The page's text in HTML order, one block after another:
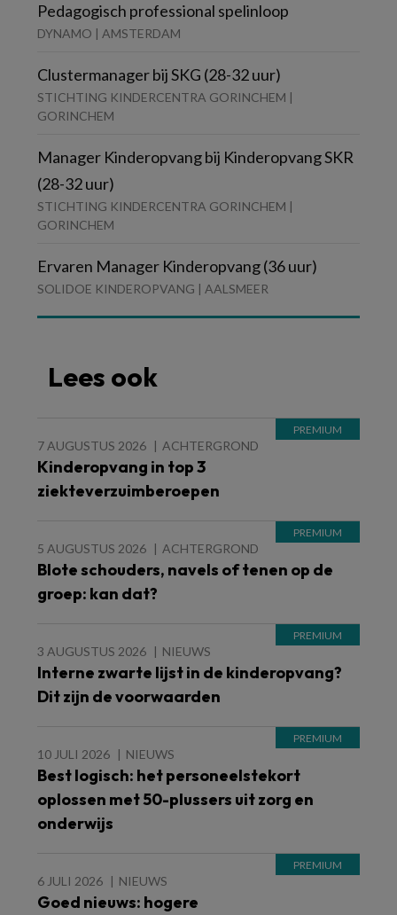
Pedagogisch professional spelinloop
DYNAMO | AMSTERDAM
Clustermanager bij SKG (28-32 uur)
STICHTING KINDERCENTRA GORINCHEM |
GORINCHEM
Manager Kinderopvang bij Kinderopvang SKR
(28-32 uur)
STICHTING KINDERCENTRA GORINCHEM |
GORINCHEM
Ervaren Manager Kinderopvang (36 uur)
SOLIDOE KINDEROPVANG | AALSMEER
Lees ook
7 AUGUSTUS 2026 ACHTERGROND
Kinderopvang in top 3
ziekteverzuimberoepen
5 AUGUSTUS 2026 ACHTERGROND
Blote schouders, navels of tenen op de
groep: kan dat?
3 AUGUSTUS 2026 NIEUWS
Interne zwarte lijst in de kinderopvang?
Dit zijn de voorwaarden
10 JULI 2026 NIEUWS
Best logisch: het personeelstekort
oplossen met 50-plussers uit zorg en
onderwijs
6 JULI 2026 NIEUWS
Goed nieuws: hogere